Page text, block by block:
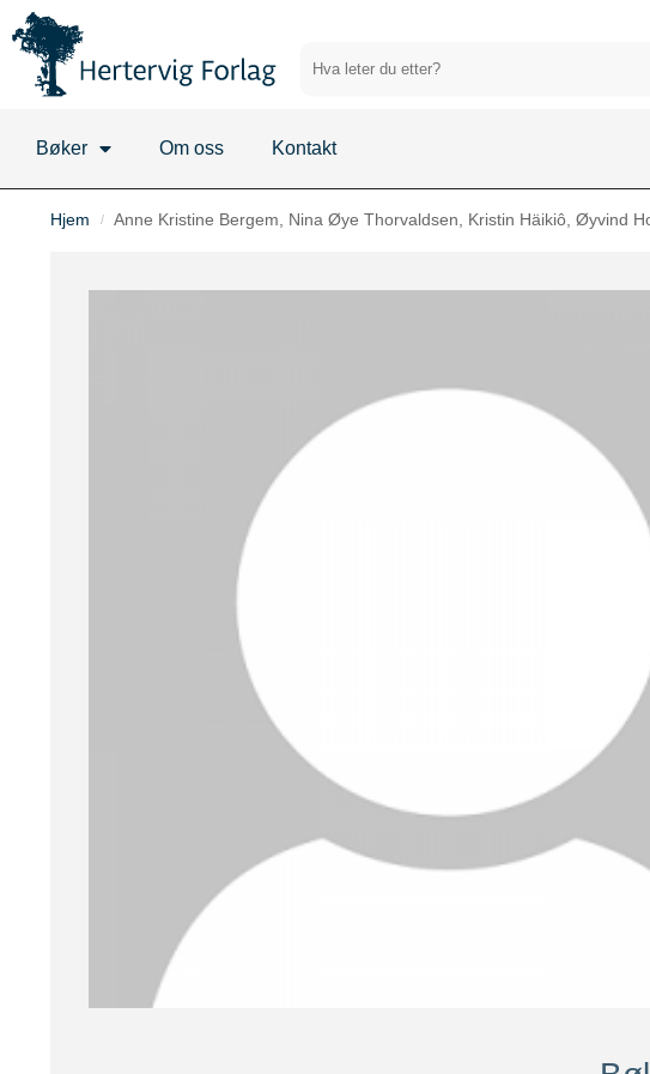
Bøker Om oss Kontakt
Hjem / Anne Kristine Bergem, Nina Øye Thorvaldsen, Kristin Häikiô, Øyvind